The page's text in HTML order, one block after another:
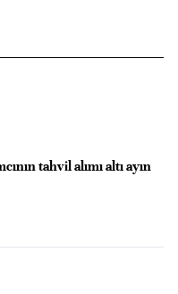
tahvil alımı altı ayın